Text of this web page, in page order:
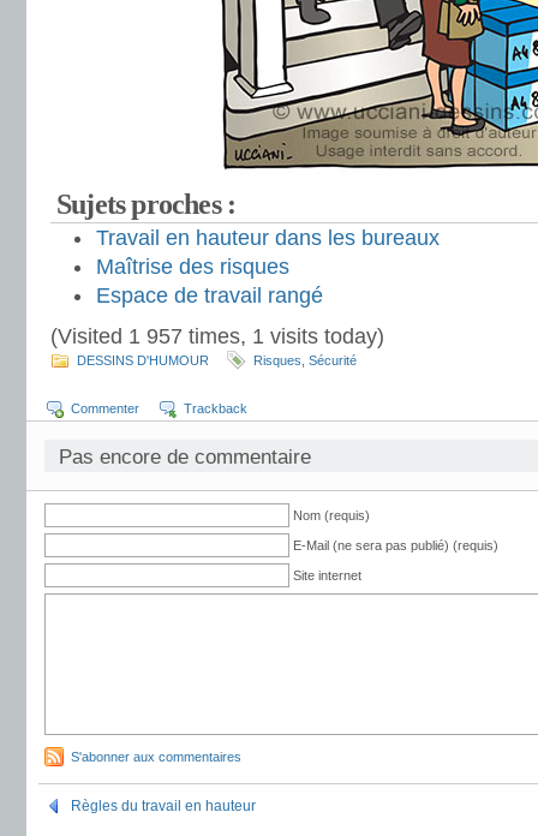
Sujets proches :
Travail en hauteur dans les bureaux
Maîtrise des risques
Espace de travail rangé
(Visited 1 957 times, 1 visits today)
DESSINS D'HUMOUR Risques Sécurité
Commenter Trackback
Pas encore de commentaire
Nom (requis)
E-Mail (ne sera pas publié) (requis)
Site internet
S'abonner aux commentaires
Règles du travail en hauteur